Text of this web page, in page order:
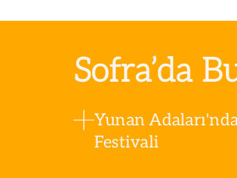
Sofra’da
Yunan
Festivali